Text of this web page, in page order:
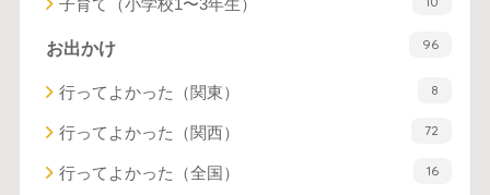
お出かけ 96
行ってよかった（関東） 8
行ってよかった（関西） 72
行ってよかった（全国） 16